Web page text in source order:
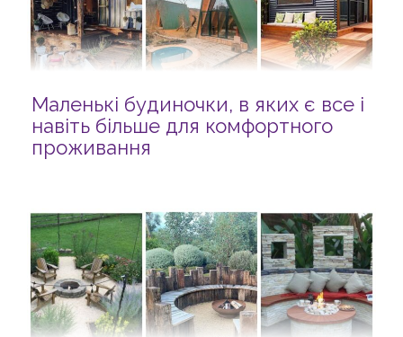
Маленькі будиночки, в яких є все і
навіть більше для комфортного
проживання